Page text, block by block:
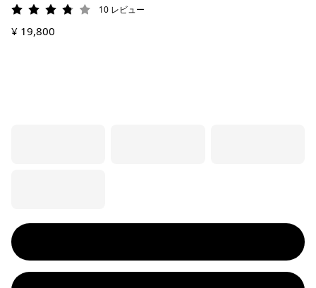
評価: 3.8 / 5
10 レビュー
¥ 19,800